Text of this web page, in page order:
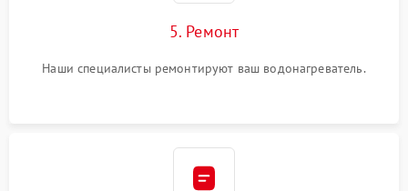
5. Ремонт
Наши специалисты ремонтируют ваш водонагреватель.